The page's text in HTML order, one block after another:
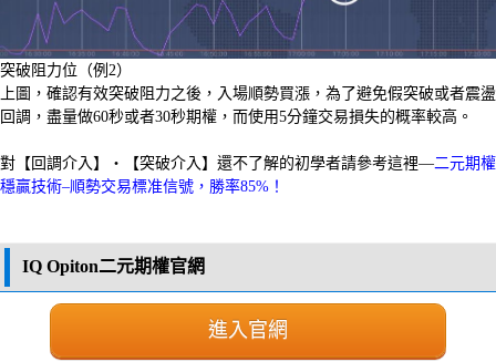
突破阻力位（例2）
上圖，確認有效突破阻力之後，入場順勢買漲，為了避免假突破或者震盪
回調，盡量做60秒或者30秒期權，而使用5分鐘交易損失的概率較高。
對【回調介入】・【突破介入】還不了解的初學者請參考這裡—二元期權
穩贏技術–順勢交易標准信號，勝率85%！
IQ Opiton二元期權官網
進入官網